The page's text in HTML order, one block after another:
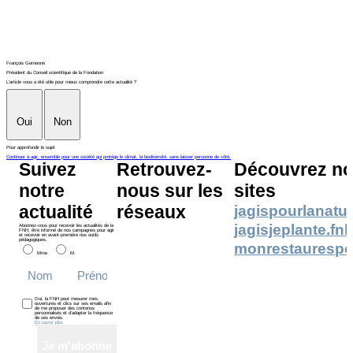
François Gemenne
Président du Conseil scientifique de la Fondation
L'article vous a été utile pour mieux comprendre cette actualité ?
Oui Non
Pour approfondir le sujet
Continuer à agir, ensemble pour une société qui protège le climat, la biodiversité, sans laisser personne de côté.
Suivez
notre
actualité
Abonnez-vous pour recevoir les actualités de la
FNH, être informé de nos campagnes pour agir
et recevoir en avant-première nos outils
pédagogiques.
Mme M.
Oui, la FNH peut mesurer mes
ouvertures et clics sur ses emails afin
de me proposer des contenus
personnalisés et d’adapter la fréquence
de ses envois.
En savoir plus
Retrouvez-
nous sur les
réseaux
Découvrez
sites